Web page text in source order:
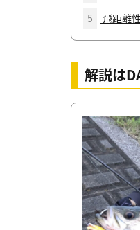
5
飛距離
解説は